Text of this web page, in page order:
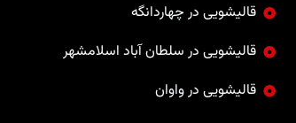
قالیشویی در چهاردانگه
قالیشویی در سلطان آباد اسلامشهر
قالیشویی در واوان